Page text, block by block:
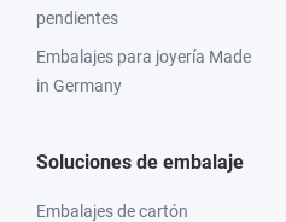
pendientes
Embalajes para joyería Made
in Germany
Soluciones de embalaje
Embalajes de cartón